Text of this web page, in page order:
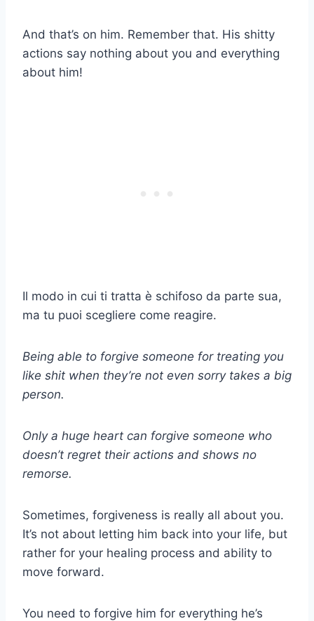
And that’s on him. Remember that. His shitty
actions say nothing about you and everything
about him!
Il modo in cui ti tratta è schifoso da parte sua,
ma tu puoi scegliere come reagire.
Being able to forgive someone for treating you
like shit when they’re not even sorry takes a big
person.
Only a huge heart can forgive someone who
doesn’t regret their actions and shows no
remorse.
Sometimes, forgiveness is really all about you.
It’s not about letting him back into your life, but
rather for your healing process and ability to
move forward.
You need to forgive him for everything he’s